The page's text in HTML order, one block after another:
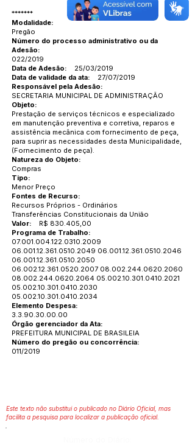
*******
Modalidade:
Pregão
Número do processo administrativo ou da
Adesão:
022/2019
Data de Adesão:
25/03/2019
Data de validade da ata:
27/07/2019
Responsável pela Adesão:
SECRETARIA MUNICIPAL DE ADMINISTRAÇÃO
Objeto:
Prestação de serviços técnicos e especializado
em manutenção preventiva e corretiva, reparos e
assistência mecânica com fornecimento de peça,
para suprir as necessidades desta Municipalidade,
(Fornecimento de peça).
Natureza do Objeto:
Compras
Tipo:
Menor Preço
Fontes de Recurso:
Recursos Próprios - Ordinários
Transferências Constitucionais da União
Valor: R$ 830.405,00
Programa de Trabalho:
07.001.004.122.0310.2009
06.001.12.361.0510.2049 06.001.12.361.0510.2046
06.001.12.361.0510.2050
06.002.12.361.0520.2007 08.002.244.0620.2060
08.002.244.0620.2064 05.002.10.301.0410.2021
05.002.10.301.0410.2030
05.002.10.301.0410.2034
Elemento Despesa:
3.3.90.30.00.00
Órgão gerenciador da Ata:
PREFEITURA MUNICIPAL DE BRASILEIA
Número do pregão ou concorrência:
011/2019
Este texto não substitui o publicado no Diário Oficial, mas
facilita a pesquisa para localizar a publicação oficial.